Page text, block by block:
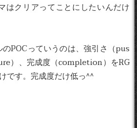
はクリアってことにしたいんだけ
POCっていうのは、強引さ（pus
）、完成度（completion）をRG
です。完成度だけ低っ^^